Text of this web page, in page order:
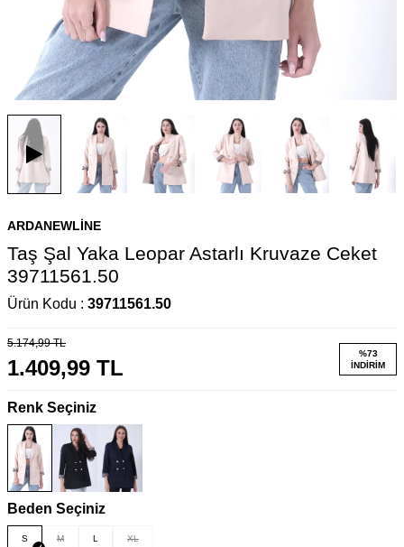
ARDANEWLINE
Taş Şal Yaka Leopar Astarlı Kruvaze Ceket
39711561.50
Ürün Kodu : 39711561.50
5.174,99TL
1.409,99 TL
%73
İNDIRIM
Renk Seçiniz
Beden Seçiniz
S M L XL